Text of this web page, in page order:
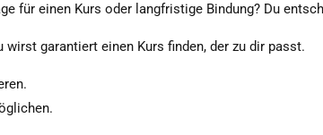
für einen Kurs oder langfristige Bindung? Du
garantiert einen Kurs finden, der zu dir passt.